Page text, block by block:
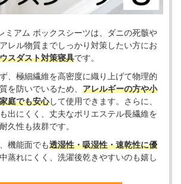
ミアム ボックスシーツは、ダニの死骸や
レル物質までしっかり対策したい方にお
スダスト対策寝具です。
、極細繊維を高密度に織り上げて物理的
を防いでいるため、 アレルギーの方や小
庭でも安心して使用できます。さらに、
出にくく、丈夫なポリエステル長繊維を
久性も抜群です。
機能面でも透湿性・吸湿性・速乾性に優
蒸れにくく、洗濯後乾きやすいのも嬉し